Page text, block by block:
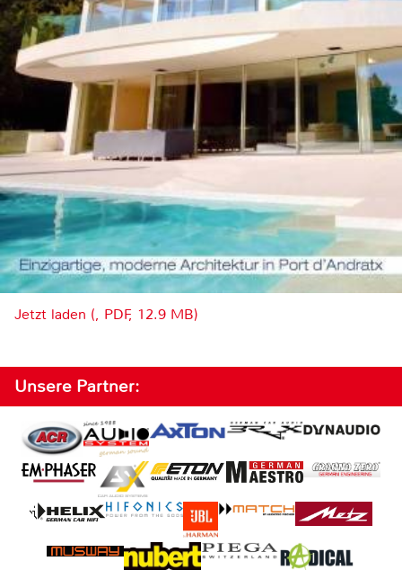
Jetzt laden (, PDF, 12.9 MB)
Unsere Partner: